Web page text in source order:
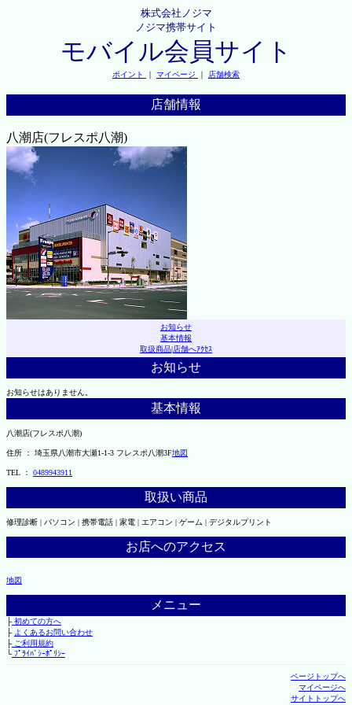
株式会社ノジマ
ノジマ携帯サイト
モバイル会員サイト
ポイント ｜ マイページ ｜ 店舗検索
店舗情報
八潮店(フレスポ八潮)
お知らせ
基本情報
取扱商品|店舗へｱｸｾｽ
お知らせ
お知らせはありません。
基本情報
八潮店(フレスポ八潮)
住所 ： 埼玉県八潮市大瀬1-1-3 フレスポ八潮3F地図
TEL ： 0489943911
取扱い商品
修理診断 | パソコン | 携帯電話 | 家電 | エアコン | ゲーム | デジタルプリント
お店へのアクセス
地図
メニュー
├初めての方へ
├ よくあるお問い合わせ
├ご利用規約
└ﾌﾟﾗｲﾊﾞｼｰﾎﾟﾘｼｰ
ページトップへ
マイページへ
サイトトップへ